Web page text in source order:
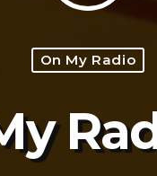
On My Radio